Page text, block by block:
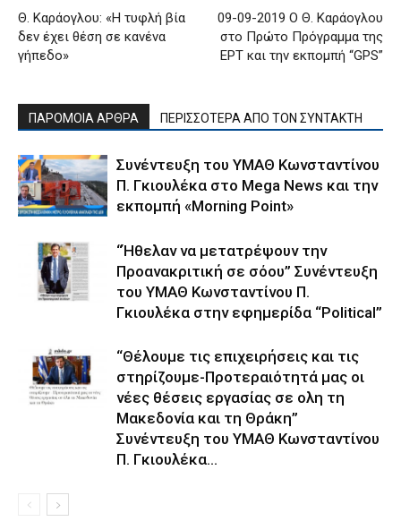
Θ. Καράογλου: «Η τυφλή βία
δεν έχει θέση σε κανένα
γήπεδο»
09-09-2019 Ο Θ. Καράογλου
στο Πρώτο Πρόγραμμα της
ΕΡΤ και την εκπομπή “GPS”
ΠΑΡΟΜΟΙΑ ΑΡΘΡΑ ΠΕΡΙΣΣΟΤΕΡΑ ΑΠΟ ΤΟΝ ΣΥΝΤΑΚΤΗ
Συνέντευξη του ΥΜΑΘ Κωνσταντίνου
Π. Γκιουλέκα στο Mega News και την
εκπομπή «Morning Point»
“Ήθελαν να μετατρέψουν την
Προανακριτική σε σόου” Συνέντευξη
του ΥΜΑΘ Κωνσταντίνου Π.
Γκιουλέκα στην εφημερίδα “Political”
“Θέλουμε τις επιχειρήσεις και τις
στηρίζουμε-Προτεραιότητά μας οι
νέες θέσεις εργασίας σε ολη τη
Μακεδονία και τη Θράκη”
Συνέντευξη του ΥΜΑΘ Κωνσταντίνου
Π. Γκιουλέκα...